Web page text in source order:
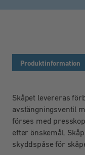
Produktinformation
Skåpet levereras
avstängningsventil
förses med
efter önskemål.
skyddspåse för